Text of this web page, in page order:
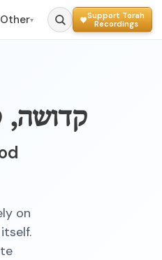
Other▾
Support Torah
Recordings
קדושה,
on